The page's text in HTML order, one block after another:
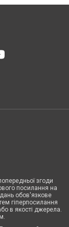
згоди
посилання на
обов'язкове
гіперпосилання
в якості джерела.